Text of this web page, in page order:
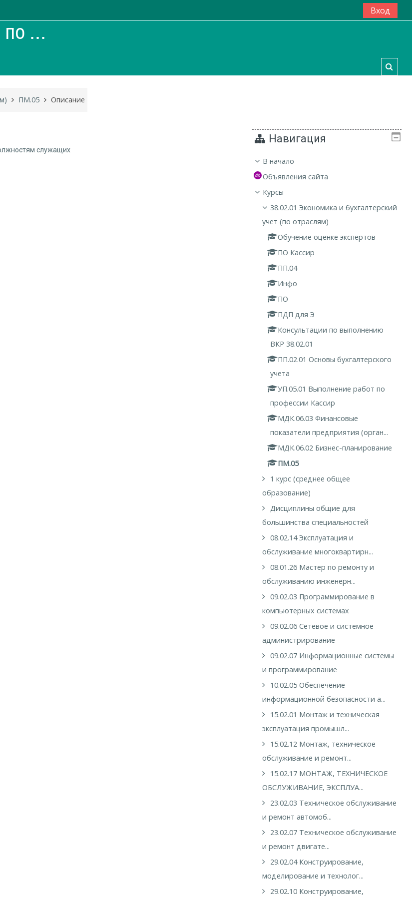
Вход
...
ПМ.05 Описание
служащих
Навигация
В начало
Объявления сайта
Курсы
38.02.01 Экономика и бухгалтерский
учет (по отраслям)
Обучение оценке экспертов
ПО Кассир
ПП.04
Инфо
ПО
ПДП для Э
Консультации по выполнению
ВКР 38.02.01
ПП.02.01 Основы бухгалтерского
учета
УП.05.01 Выполнение работ по
профессии Кассир
МДК.06.03 Финансовые
показатели предприятия (орган...
МДК.06.02 Бизнес-планирование
ПМ.05
1 курс (среднее общее
образование)
Дисциплины общие для
большинства специальностей
08.02.14 Эксплуатация и
обслуживание многоквартирн...
08.01.26 Мастер по ремонту и
обслуживанию инженерн...
09.02.03 Программирование в
компьютерных системах
09.02.06 Сетевое и системное
администрирование
09.02.07 Информационные системы
и программирование
10.02.05 Обеспечение
информационной безопасности а...
15.02.01 Монтаж и техническая
эксплуатация промышл...
15.02.12 Монтаж, техническое
обслуживание и ремонт...
15.02.17 МОНТАЖ, ТЕХНИЧЕСКОЕ
ОБСЛУЖИВАНИЕ, ЭКСПЛУА...
23.02.03 Техническое обслуживание
и ремонт автомоб...
23.02.07 Техническое обслуживание
и ремонт двигате...
29.02.04 Конструирование,
моделирование и технолог...
29.02.10 Конструирование,